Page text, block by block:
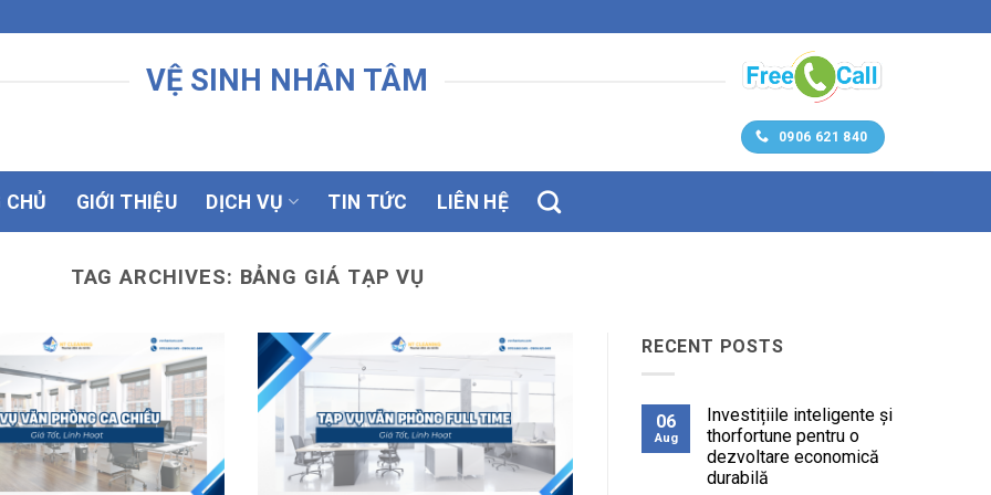
VỆ SINH NHÂN TÂM
0906 621 840
CHỦ GIỚI THIỆU DỊCH VỤ TIN TỨC LIÊN HỆ
TAG ARCHIVES: BẢNG GIÁ TẠP VỤ
RECENT POSTS
06
Aug
Investițiile inteligente și
thorfortune pentru o
dezvoltare economică
durabilă